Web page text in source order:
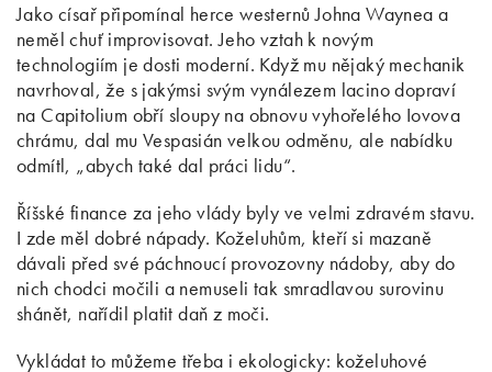
Jako císař připomínal herce westernů Johna Waynea a
neměl chuť improvisovat. Jeho vztah k novým
technologiím je dosti moderní. Když mu nějaký mechanik
navrhoval, že s jakýmsi svým vynálezem lacino dopraví
na Capitolium obří sloupy na obnovu vyhořelého Iovova
chrámu, dal mu Vespasián velkou odměnu, ale nabídku
odmítl, „abych také dal práci lidu“.
Říšské finance za jeho vlády byly ve velmi zdravém stavu.
I zde měl dobré nápady. Koželuhům, kteří si mazaně
dávali před své páchnoucí provozovny nádoby, aby do
nich chodci močili a nemuseli tak smradlavou surovinu
shánět, nařídil platit daň z moči.
Vykládat to můžeme třeba i ekologicky: koželuhové